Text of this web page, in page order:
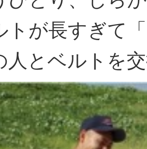
トが長すぎて
人とベルトを